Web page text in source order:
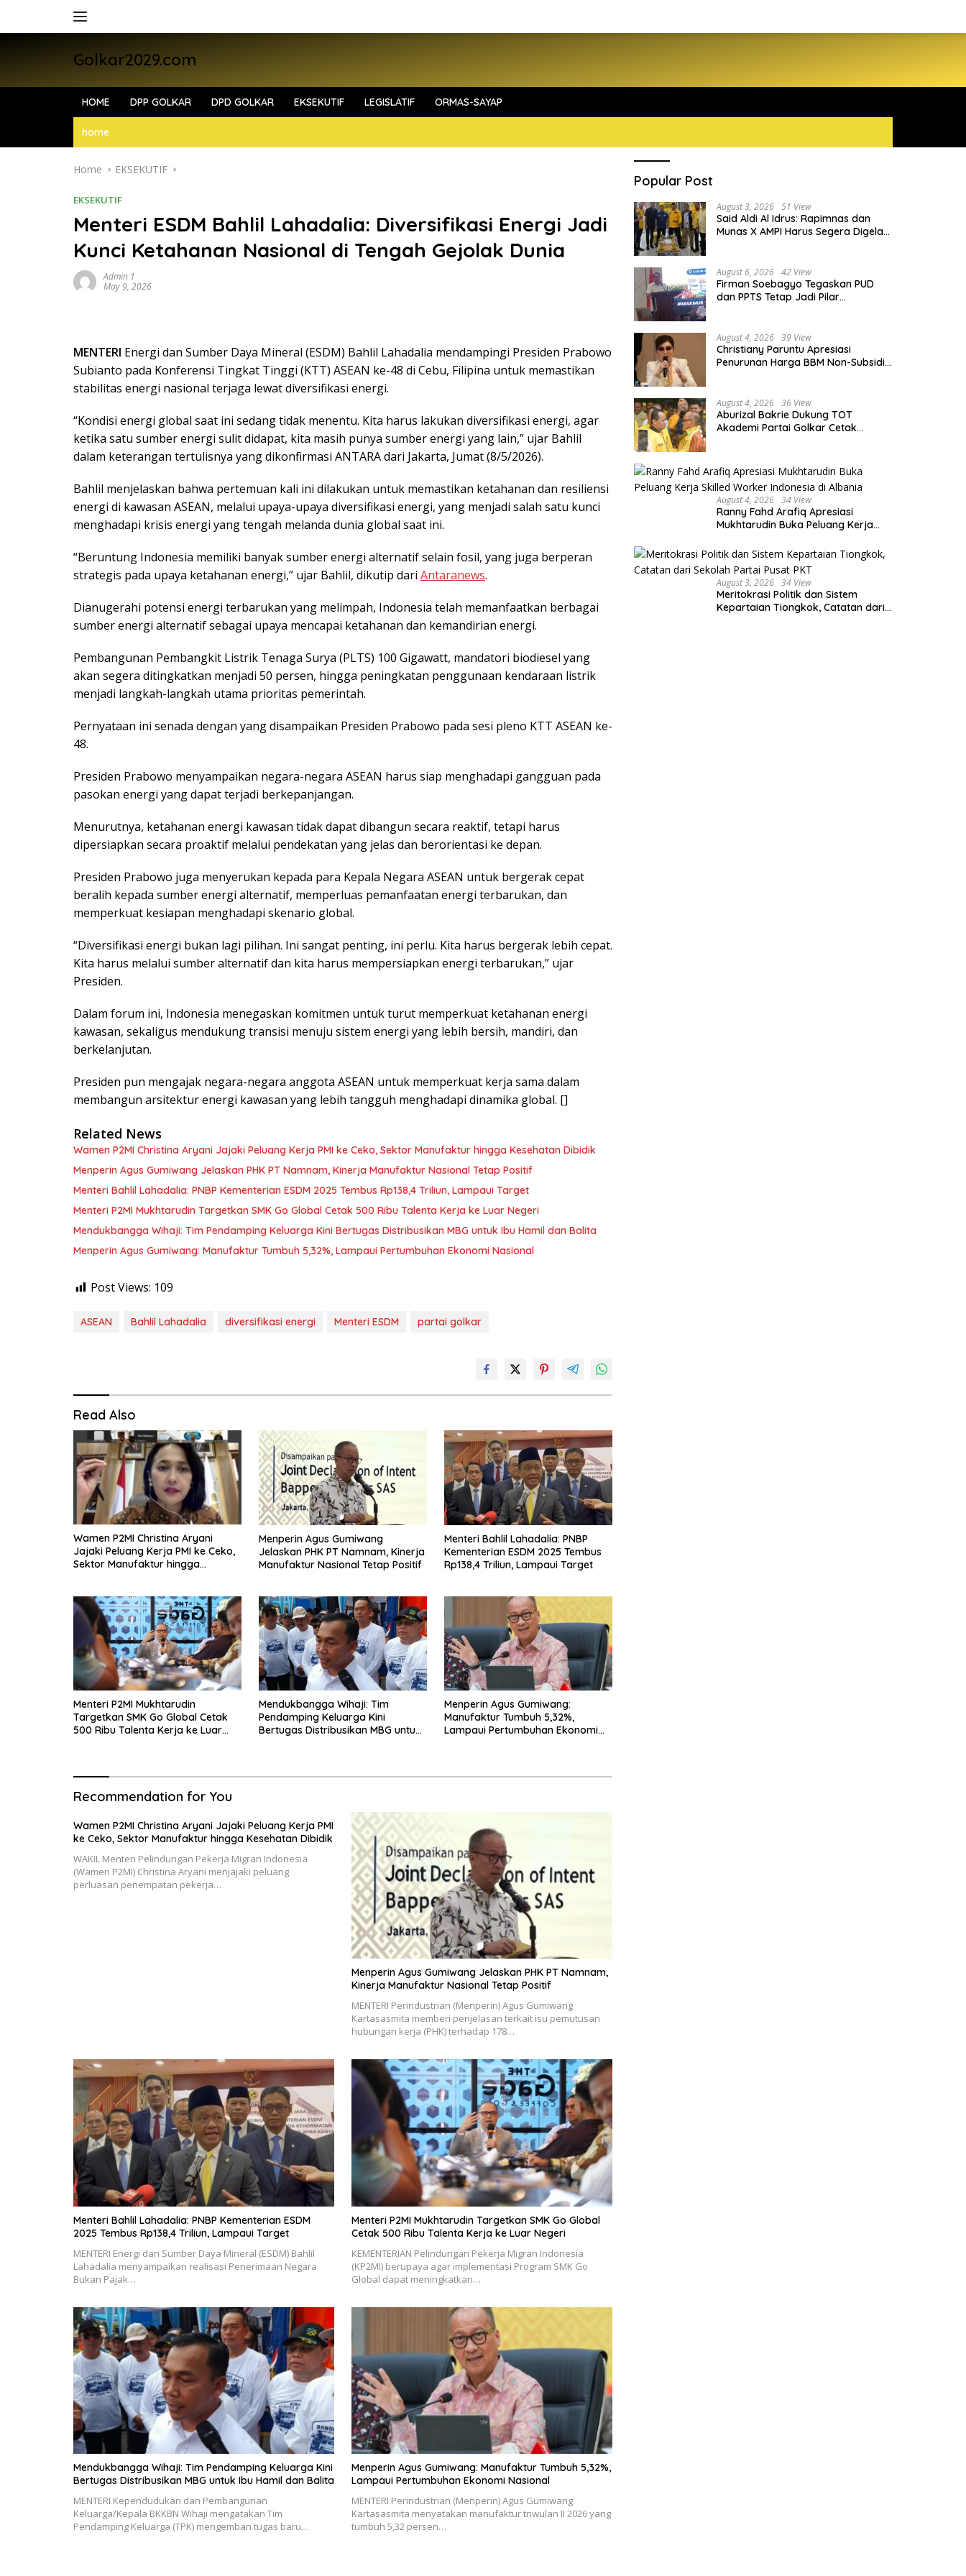
Golkar2029.com
HOME DPP GOLKAR DPD GOLKAR EKSEKUTIF LEGISLATIF ORMAS-SAYAP
home
Home EKSEKUTIF
EKSEKUTIF
Menteri ESDM Bahlil Lahadalia: Diversifikasi Energi Jadi
Kunci Ketahanan Nasional di Tengah Gejolak Dunia
Admin 1
May 9, 2026
MENTERI Energi dan Sumber Daya Mineral (ESDM) Bahlil Lahadalia mendampingi Presiden Prabowo
Subianto pada Konferensi Tingkat Tinggi (KTT) ASEAN ke-48 di Cebu, Filipina untuk memastikan
stabilitas energi nasional terjaga lewat diversifikasi energi.
“Kondisi energi global saat ini sedang tidak menentu. Kita harus lakukan diversifikasi energi, agar
ketika satu sumber energi sulit didapat, kita masih punya sumber energi yang lain,” ujar Bahlil
dalam keterangan tertulisnya yang dikonfirmasi ANTARA dari Jakarta, Jumat (8/5/2026).
Bahlil menjelaskan bahwa pertemuan kali ini dilakukan untuk memastikan ketahanan dan resiliensi
energi di kawasan ASEAN, melalui upaya-upaya diversifikasi energi, yang menjadi salah satu kunci
menghadapi krisis energi yang tengah melanda dunia global saat ini.
“Beruntung Indonesia memiliki banyak sumber energi alternatif selain fosil, yang juga berperan
strategis pada upaya ketahanan energi,” ujar Bahlil, dikutip dari Antaranews.
Dianugerahi potensi energi terbarukan yang melimpah, Indonesia telah memanfaatkan berbagai
sumber energi alternatif sebagai upaya mencapai ketahanan dan kemandirian energi.
Pembangunan Pembangkit Listrik Tenaga Surya (PLTS) 100 Gigawatt, mandatori biodiesel yang
akan segera ditingkatkan menjadi 50 persen, hingga peningkatan penggunaan kendaraan listrik
menjadi langkah-langkah utama prioritas pemerintah.
Pernyataan ini senada dengan yang disampaikan Presiden Prabowo pada sesi pleno KTT ASEAN ke-
48.
Presiden Prabowo menyampaikan negara-negara ASEAN harus siap menghadapi gangguan pada
pasokan energi yang dapat terjadi berkepanjangan.
Menurutnya, ketahanan energi kawasan tidak dapat dibangun secara reaktif, tetapi harus
dipersiapkan secara proaktif melalui pendekatan yang jelas dan berorientasi ke depan.
Presiden Prabowo juga menyerukan kepada para Kepala Negara ASEAN untuk bergerak cepat
beralih kepada sumber energi alternatif, memperluas pemanfaatan energi terbarukan, dan
memperkuat kesiapan menghadapi skenario global.
“Diversifikasi energi bukan lagi pilihan. Ini sangat penting, ini perlu. Kita harus bergerak lebih cepat.
Kita harus melalui sumber alternatif dan kita harus mempersiapkan energi terbarukan,” ujar
Presiden.
Dalam forum ini, Indonesia menegaskan komitmen untuk turut memperkuat ketahanan energi
kawasan, sekaligus mendukung transisi menuju sistem energi yang lebih bersih, mandiri, dan
berkelanjutan.
Presiden pun mengajak negara-negara anggota ASEAN untuk memperkuat kerja sama dalam
membangun arsitektur energi kawasan yang lebih tangguh menghadapi dinamika global. []
Related News
Wamen P2MI Christina Aryani Jajaki Peluang Kerja PMI ke Ceko, Sektor Manufaktur hingga Kesehatan Dibidik
Menperin Agus Gumiwang Jelaskan PHK PT Namnam, Kinerja Manufaktur Nasional Tetap Positif
Menteri Bahlil Lahadalia: PNBP Kementerian ESDM 2025 Tembus Rp138,4 Triliun, Lampaui Target
Menteri P2MI Mukhtarudin Targetkan SMK Go Global Cetak 500 Ribu Talenta Kerja ke Luar Negeri
Mendukbangga Wihaji: Tim Pendamping Keluarga Kini Bertugas Distribusikan MBG untuk Ibu Hamil dan Balita
Menperin Agus Gumiwang: Manufaktur Tumbuh 5,32%, Lampaui Pertumbuhan Ekonomi Nasional
Post Views: 109
ASEAN Bahlil Lahadalia diversifikasi energi Menteri ESDM partai golkar
Read Also
Wamen P2MI Christina Aryani
Jajaki Peluang Kerja PMI ke Ceko,
Sektor Manufaktur hingga
Menperin Agus Gumiwang
Jelaskan PHK PT Namnam, Kinerja
Manufaktur Nasional Tetap Positif
Menteri Bahlil Lahadalia: PNBP
Kementerian ESDM 2025 Tembus
Rp138,4 Triliun, Lampaui Target
Menteri P2MI Mukhtarudin
Targetkan SMK Go Global Cetak
500 Ribu Talenta Kerja ke Luar
Mendukbangga Wihaji: Tim
Pendamping Keluarga Kini
Bertugas Distribusikan MBG untuk
Menperin Agus Gumiwang:
Manufaktur Tumbuh 5,32%,
Lampaui Pertumbuhan Ekonomi
Recommendation for You
Wamen P2MI Christina Aryani Jajaki Peluang Kerja PMI
ke Ceko, Sektor Manufaktur hingga Kesehatan Dibidik
WAKIL Menteri Pelindungan Pekerja Migran Indonesia
(Wamen P2MI) Christina Aryani menjajaki peluang
perluasan penempatan pekerja…
Menperin Agus Gumiwang Jelaskan PHK PT Namnam,
Kinerja Manufaktur Nasional Tetap Positif
MENTERI Perindustrian (Menperin) Agus Gumiwang
Kartasasmita memberi penjelasan terkait isu pemutusan
hubungan kerja (PHK) terhadap 178…
Menteri Bahlil Lahadalia: PNBP Kementerian ESDM
2025 Tembus Rp138,4 Triliun, Lampaui Target
MENTERI Energi dan Sumber Daya Mineral (ESDM) Bahlil
Lahadalia menyampaikan realisasi Penerimaan Negara
Bukan Pajak…
Menteri P2MI Mukhtarudin Targetkan SMK Go Global
Cetak 500 Ribu Talenta Kerja ke Luar Negeri
KEMENTERIAN Pelindungan Pekerja Migran Indonesia
(KP2MI) berupaya agar implementasi Program SMK Go
Global dapat meningkatkan…
Mendukbangga Wihaji: Tim Pendamping Keluarga Kini
Bertugas Distribusikan MBG untuk Ibu Hamil dan Balita
MENTERI Kependudukan dan Pembangunan
Keluarga/Kepala BKKBN Wihaji mengatakan Tim
Pendamping Keluarga (TPK) mengemban tugas baru…
Menperin Agus Gumiwang: Manufaktur Tumbuh 5,32%,
Lampaui Pertumbuhan Ekonomi Nasional
MENTERI Perindustrian (Menperin) Agus Gumiwang
Kartasasmita menyatakan manufaktur triwulan II 2026 yang
tumbuh 5,32 persen…
Popular Post
August 3, 2026 51 View
Said Aldi Al Idrus: Rapimnas dan
Munas X AMPI Harus Segera Digelar
August 6, 2026 42 View
Firman Soebagyo Tegaskan PUD
dan PPTS Tetap Jadi Pilar
August 4, 2026 39 View
Christiany Paruntu Apresiasi
Penurunan Harga BBM Non-Subsidi,
August 4, 2026 36 View
Aburizal Bakrie Dukung TOT
Akademi Partai Golkar Cetak
August 4, 2026 34 View
Ranny Fahd Arafiq Apresiasi
Mukhtarudin Buka Peluang Kerja
August 3, 2026 34 View
Meritokrasi Politik dan Sistem
Kepartaian Tiongkok, Catatan dari